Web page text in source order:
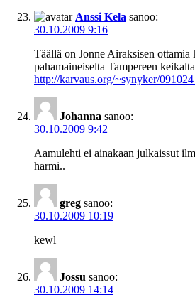
Anssi Kela sanoo:
30.10.2009 9:16
Täällä on Jonne Airaksisen ottamia
pahamaineiselta Tampereen
http://karvaus.org/~synyker/
Johanna sanoo:
30.10.2009 9:42
Aamulehti ei ainakaan julkaissut
harmi..
greg sanoo:
30.10.2009 10:19
kewl
Jossu sanoo:
30.10.2009 14:14